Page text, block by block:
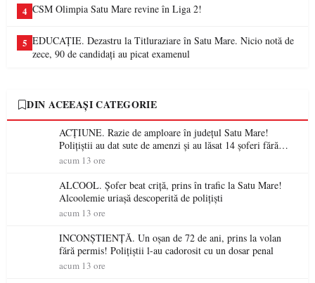
4 CSM Olimpia Satu Mare revine în Liga 2!
5 EDUCAȚIE. Dezastru la Titluraziare în Satu Mare. Nicio notă de
zece, 90 de candidați au picat examenul
DIN ACEEAȘI CATEGORIE
ACȚIUNE. Razie de amploare în județul Satu Mare!
Polițiștii au dat sute de amenzi și au lăsat 14 șoferi fără
permis într-o singură zi
acum 13 ore
ALCOOL. Șofer beat criță, prins în trafic la Satu Mare!
Alcoolemie uriașă descoperită de polițiști
acum 13 ore
INCONȘTIENȚĂ. Un oșan de 72 de ani, prins la volan
fără permis! Polițiștii l-au cadorosit cu un dosar penal
acum 13 ore